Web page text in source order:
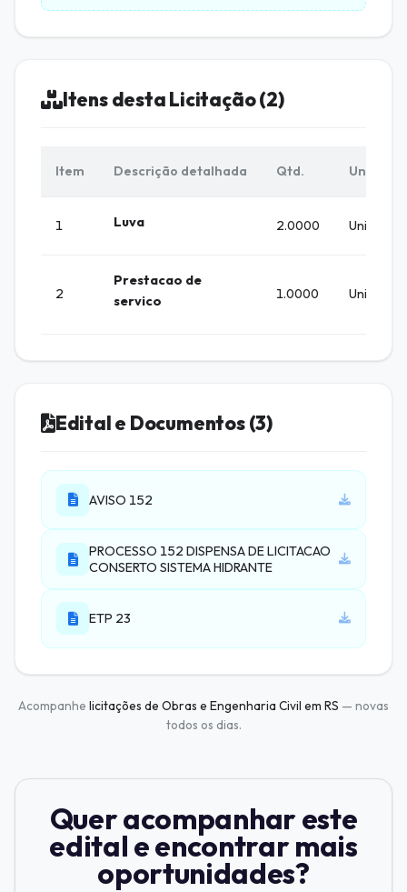
Itens desta Licitação (2)
Item Descrição detalhada Qtd. Unid.
1 Luva 2.0000 Unidade
2
Prestacao de
servico
1.0000 Unidade
Edital e Documentos (3)
AVISO 152
PROCESSO 152 DISPENSA DE LICITACAO
CONSERTO SISTEMA HIDRANTE
ETP 23
Acompanhe licitações de Obras e Engenharia Civil em RS — novas
todos os dias.
Quer acompanhar este
edital e encontrar mais
oportunidades?